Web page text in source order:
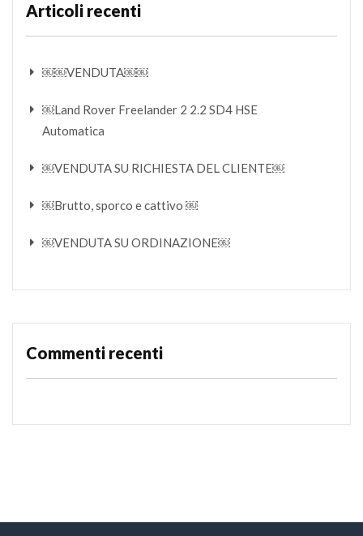
Articoli recenti
￼￼VENDUTA￼￼
￼Land Rover Freelander 2 2.2 SD4 HSE
Automatica
￼VENDUTA SU RICHIESTA DEL CLIENTE￼
￼Brutto, sporco e cattivo ￼
￼VENDUTA SU ORDINAZIONE￼
Commenti recenti